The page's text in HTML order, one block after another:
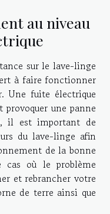
au niveau
sur le lave-linge
à faire fonctionner
Une fuite électrique
provoquer une panne
il est important de
du lave-linge afin
de la bonne
cas où le problème
et rebrancher votre
de terre ainsi que